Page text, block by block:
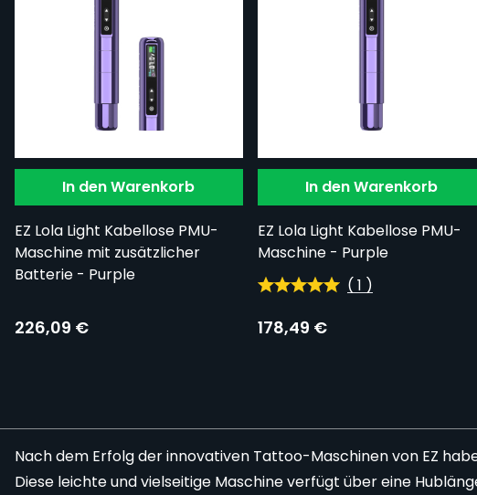
In den Warenkorb
EZ Lola Light Kabellose PMU-
Maschine mit zusätzlicher
Batterie - Purple
226,09 €
In den Warenkorb
EZ Lola Light Kabellose PMU-
Maschine - Purple
( 1 )
178,49 €
Nach dem Erfolg der innovativen Tattoo-Maschinen von EZ
Diese leichte und vielseitige Maschine verfügt über eine